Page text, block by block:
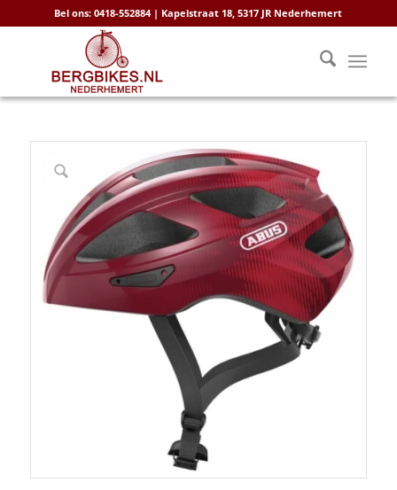
Bel ons: 0418-552884 | Kapelstraat 18, 5317 JR Nederhemert